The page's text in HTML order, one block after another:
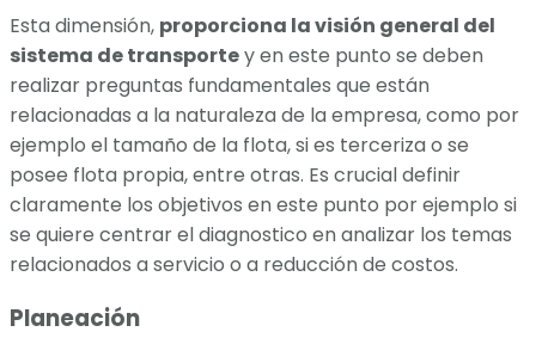
Esta dimensión, proporciona la visión general del
sistema de transportey en este punto se deben
realizar preguntas fundamentales que están
relacionadas a la naturaleza de la empresa, como por
ejemplo el tamaño de la flota, si es terceriza o se
posee flota propia, entre otras. Es crucial definir
claramente los objetivos en este punto por ejemplo si
se quiere centrar el diagnostico en analizar los temas
relacionados a servicio o a reducción de costos.
Planeación